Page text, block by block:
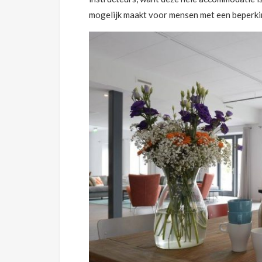
mogelijk maakt voor mensen met een